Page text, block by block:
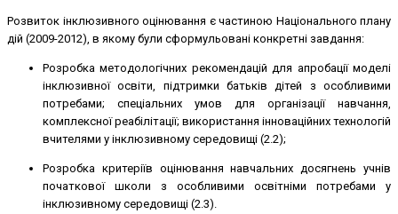
Розвиток інклюзивного оцінювання є частиною Національного плану
дій (2009-2012), в якому були сформульовані конкретні завдання:
Розробка методологічних рекомендацій для апробації моделі
інклюзивної освіти, підтримки батьків дітей з особливими
потребами; спеціальних умов для організації навчання,
комплексної реабілітації; використання інноваційних технологій
вчителями у інклюзивному середовищі (2.2);
Розробка критеріїв оцінювання навчальних досягнень учнів
початкової школи з особливими освітніми потребами у
інклюзивному середовищі (2.3).